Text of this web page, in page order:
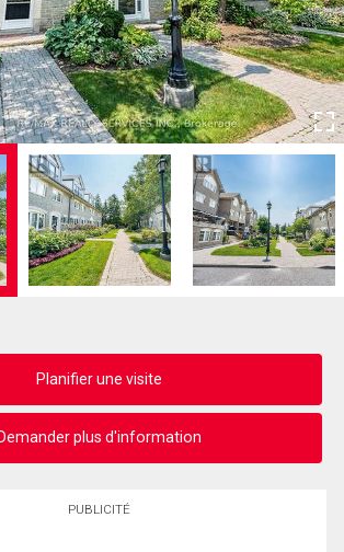
Planifier une visite
Demander plus d'information
PUBLICITÉ